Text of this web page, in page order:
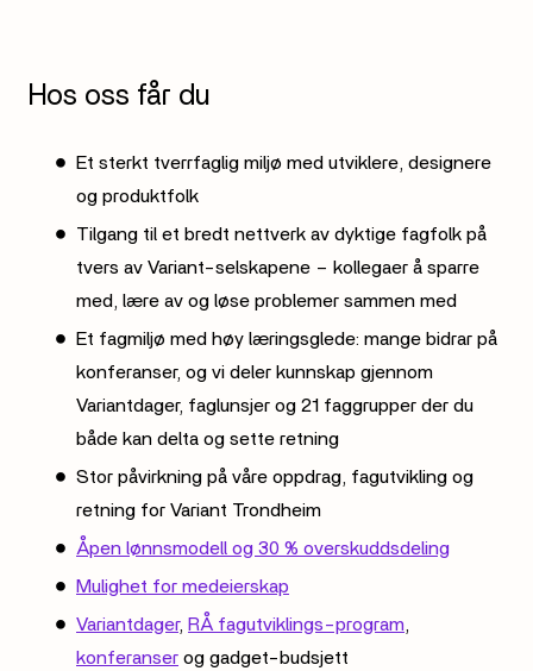
Hos oss får du
Et sterkt tverrfaglig miljø med utviklere, designere
og produktfolk
Tilgang til et bredt nettverk av dyktige fagfolk på
tvers av Variant-selskapene – kollegaer å sparre
med, lære av og løse problemer sammen med
Et fagmiljø med høy læringsglede: mange bidrar på
konferanser, og vi deler kunnskap gjennom
Variantdager, faglunsjer og 21 faggrupper der du
både kan delta og sette retning
Stor påvirkning på våre oppdrag, fagutvikling og
retning for Variant Trondheim
Åpen lønnsmodell og 30 % overskuddsdeling
Mulighet for medeierskap
Variantdager, RÅ fagutviklings-program
konferanser og gadget-budsjett